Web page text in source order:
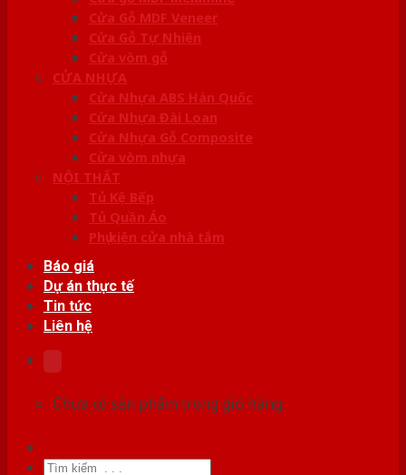
Cửa Gỗ MDF Veneer
Cửa Gỗ Tự Nhiên
Cửa vòm gỗ
CỬA NHỰA
Cửa Nhựa ABS Hàn Quốc
Cửa Nhựa Đài Loan
Cửa Nhựa Gỗ Composite
Cửa vòm nhựa
NỘI THẤT
Tủ Kệ Bếp
Tủ Quần Áo
Phụ kiện cửa nhà tắm
Báo giá
Dự án thực tế
Tin tức
Liên hệ
Chưa có sản phẩm trong giỏ hàng.
Tìm